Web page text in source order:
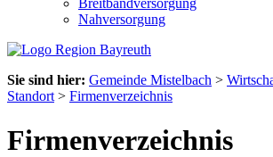
Breitbandversorgung
Nahversorgung
Sie sind hier: Gemeinde Mistelbach >
Standort > Firmenverzeichnis
Firmenverzeichnis